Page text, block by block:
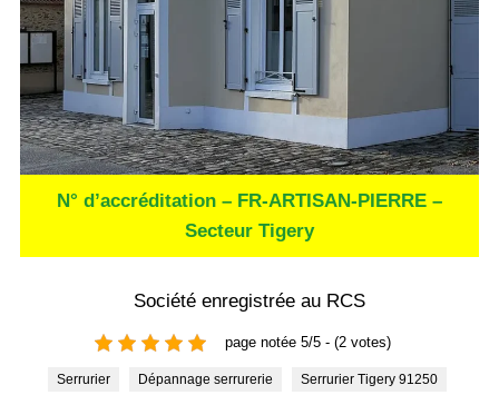
N° d’accréditation – FR-ARTISAN-PIERRE –
Secteur Tigery
Société enregistrée au RCS
page notée 5/5 - (2 votes)
Serrurier Dépannage serrurerie Serrurier Tigery 91250